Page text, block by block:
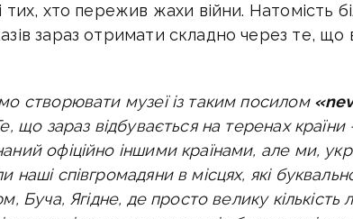
тих, хто пережив жахи війни. Натомість
зараз отримати складно через те,
створювати музеї із таким посилом
що зараз відбувається на теренах
офіційно іншими країнами, але ми,
наші співгромадяни в місцях, які
Буча, Ягідне, де просто велику